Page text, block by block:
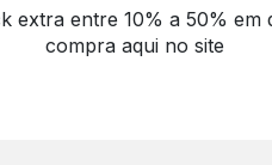
extra entre 10% a 50% em
compra aqui no site